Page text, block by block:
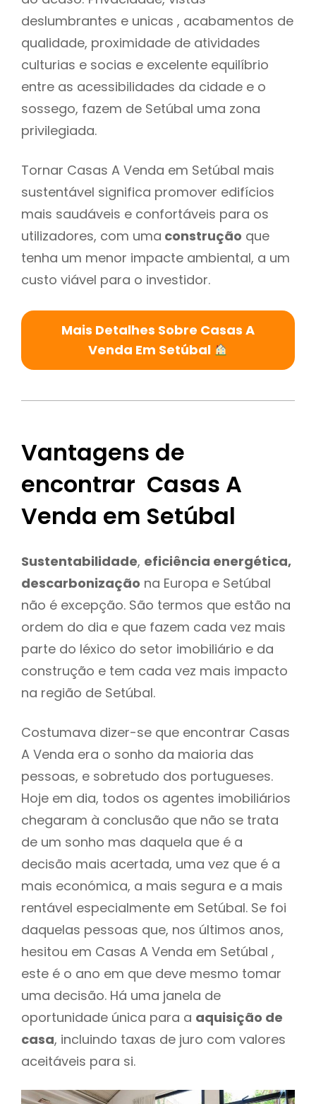
deslumbrantes e unicas , acabamentos de
qualidade, proximidade de atividades
culturias e socias e excelente equilíbrio
entre as acessibilidades da cidade e o
sossego, fazem de Setúbal uma zona
privilegiada.
Tornar Casas A Venda em Setúbal mais
sustentável significa promover edifícios
mais saudáveis e confortáveis para os
utilizadores, com uma construção que
tenha um menor impacte ambiental, a um
custo viável para o investidor.
Mais Detalhes Sobre Casas A
Venda Em Setúbal
Vantagens de
encontrar Casas A
Venda em Setúbal
Sustentabilidade, eficiência energética,
descarbonização na Europa e Setúbal
não é excepção. São termos que estão na
ordem do dia e que fazem cada vez mais
parte do léxico do setor imobiliário e da
construção e tem cada vez mais impacto
na região de Setúbal.
Costumava dizer-se que encontrar Casas
A Venda era o sonho da maioria das
pessoas, e sobretudo dos portugueses.
Hoje em dia, todos os agentes imobiliários
chegaram à conclusão que não se trata
de um sonho mas daquela que é a
decisão mais acertada, uma vez que é a
mais económica, a mais segura e a mais
rentável especialmente em Setúbal. Se foi
daquelas pessoas que, nos últimos anos,
hesitou em Casas A Venda em Setúbal ,
este é o ano em que deve mesmo tomar
uma decisão. Há uma janela de
oportunidade única para a aquisição de
casa, incluindo taxas de juro com valores
aceitáveis para si.